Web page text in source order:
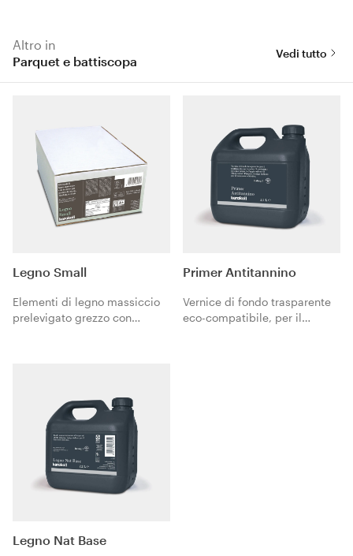
Altro in
Parquet e battiscopa
Vedi tutto
Legno Small
Elementi di legno massiccio
prelevigato grezzo con
Primer Antitannino
Vernice di fondo trasparente
eco-compatibile, per il
Legno Nat Base​